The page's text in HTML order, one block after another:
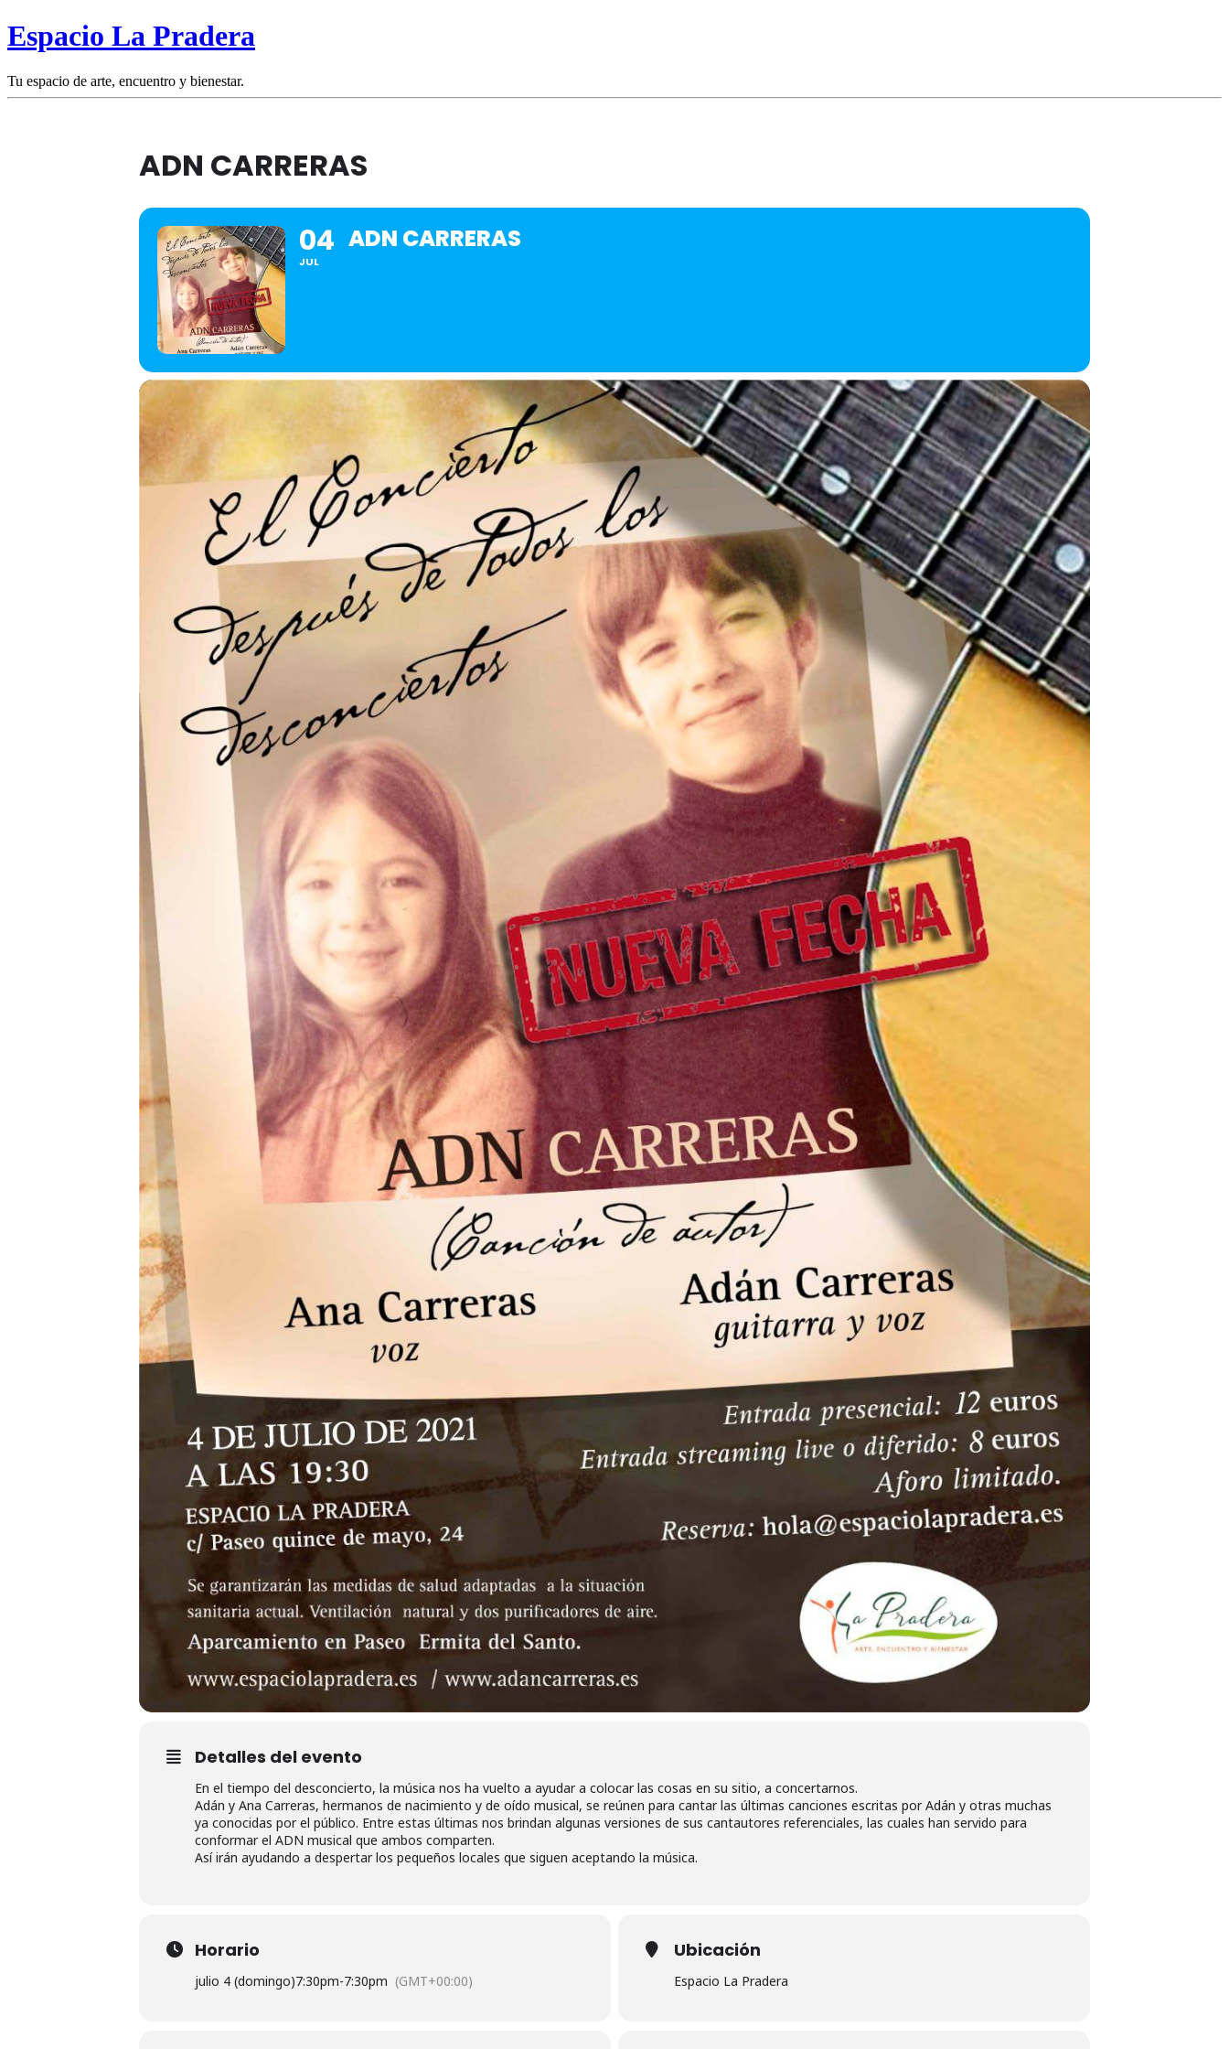
Espacio La Pradera
Tu espacio de arte, encuentro y bienestar.
ADN CARRERAS
04
JUL
ADN CARRERAS
Detalles del evento
En el tiempo del desconcierto, la música nos ha vuelto a ayudar a colocar las cosas en su sitio, a concertarnos.
Adán y Ana Carreras, hermanos de nacimiento y de oído musical, se reúnen para cantar las últimas canciones escritas por Adán y otras muchas
ya conocidas por el público. Entre estas últimas nos brindan algunas versiones de sus cantautores referenciales, las cuales han servido para
conformar el ADN musical que ambos comparten.
Así irán ayudando a despertar los pequeños locales que siguen aceptando la música.
Horario
julio 4 (domingo)7:30pm-7:30pm (GMT+00:00)
Ubicación
Espacio La Pradera